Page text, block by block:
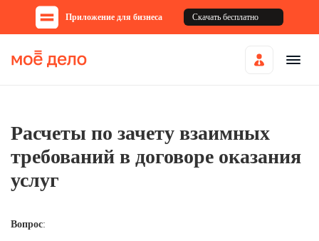
Приложение для бизнеса Скачать бесплатно
Расчеты по зачету взаимных
требований в договоре оказания
услуг
Вопрос: